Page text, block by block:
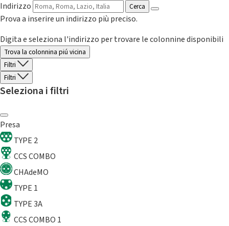
Indirizzo
Cerca
Prova a inserire un indirizzo più preciso.
Digita e seleziona l'indirizzo per trovare le colonnine disponibili
Trova la colonnina piú vicina
Filtri
Filtri
Seleziona i filtri
Presa
TYPE 2
CCS COMBO
CHAdeMO
TYPE 1
TYPE 3A
CCS COMBO 1